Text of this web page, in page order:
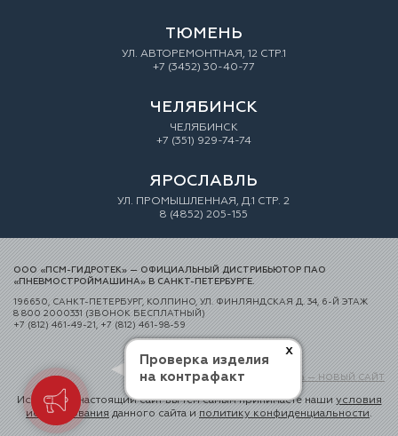
ТЮМЕНЬ
УЛ. АВТОРЕМОНТНАЯ, 12 СТР.1
+7 (3452) 30-40-77
ЧЕЛЯБИНСК
ЧЕЛЯБИНСК
+7 (351) 929-74-74
ЯРОСЛАВЛЬ
УЛ. ПРОМЫШЛЕННАЯ, Д.1 СТР. 2
8 (4852) 205-155
ООО «ПСМ-ГИДРОТЕК» — ОФИЦИАЛЬНЫЙ ДИСТРИБЬЮТОР ПАО
«ПНЕВМОСТРОЙМАШИНА» В САНКТ-ПЕТЕРБУРГЕ.
196650, САНКТ-ПЕТЕРБУРГ, КОЛПИНО, УЛ. ФИНЛЯНДСКАЯ Д. 34, 6-Й ЭТАЖ
8 800 2000331 (ЗВОНОК БЕСПЛАТНЫЙ)
+7 (812) 461-49-21, +7 (812) 461-98-59
Создание сайта — НОВЫЙ САЙТ
Используя настоящий сайт вы тем самым принимаете нашиусловия
использованияданного сайта иполитику конфиденциальности.
x
Проверка изделия
на контрафакт